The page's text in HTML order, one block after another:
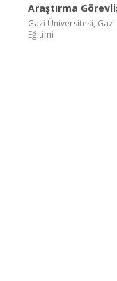
Araştırma
Gazi Üniversitesi,
Eğitimi